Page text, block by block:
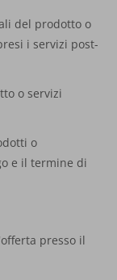
del prodotto o
i servizi post-
o servizi
o
e il termine di
presso il